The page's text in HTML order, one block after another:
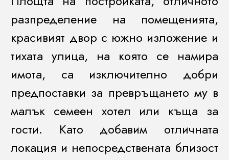
разпределение на помещенията,
красивият двор с южно изложение и
тихата улица, на която се намира
имота, са изключително добри
предпоставки за превръщането му в
малък семеен хотел или къща за
гости. Като добавим отличната
локация и непосредствената близост